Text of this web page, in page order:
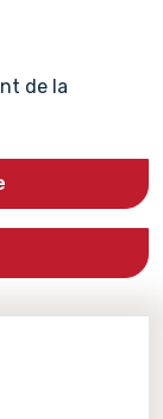
de la